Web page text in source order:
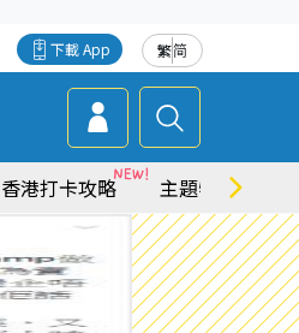
繁简
下載 App
香港打卡攻略 主題特集